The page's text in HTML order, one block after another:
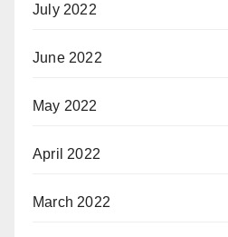
July 2022
June 2022
May 2022
April 2022
March 2022